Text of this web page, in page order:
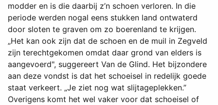
modder en is die daarbij z’n schoen verloren. In die
periode werden nogal eens stukken land ontwaterd
door sloten te graven om zo boerenland te krijgen.
„Het kan ook zijn dat de schoen en de muil in Zegveld
zijn terechtgekomen omdat daar grond van elders is
aangevoerd", suggereert Van de Glind. Het bijzondere
aan deze vondst is dat het schoeisel in redelijk goede
staat verkeert. „Je ziet nog wat slijtageplekken.”
Overigens komt het wel vaker voor dat schoeisel of